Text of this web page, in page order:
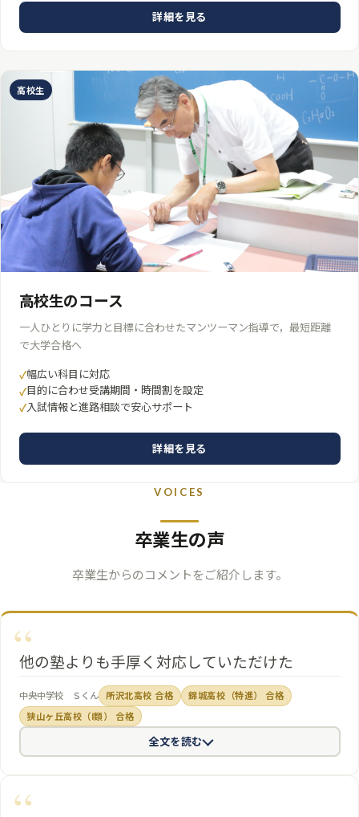
詳細を見る
高校生
高校生のコース
一人ひとりに学力と目標に合わせたマンツーマン指導で，最短距離
で大学合格へ
幅広い科目に対応
目的に合わせ受講期間・時間割を設定
入試情報と進路相談で安心サポート
詳細を見る
VOICES
卒業生の声
卒業生からのコメントをご紹介します。
他の塾よりも手厚く対応していただけた
早ゼミは，大手の塾ではない分，生徒の声がよく先生に届いて
の塾よりも手厚く対応していただけたと
ペース
は特に受験生が多く勉強していて，とても集中しやすい雰囲
気でした。そこで分からないことがあるとすぐに先生に質問するこ
ます。3年生になると受験生ということもあり受講する教科も増えて
中央中学校 Ｓくん 所沢北高校 合格
錦城高校（特進） 合格
狭山ヶ丘高校（Ⅰ類） 合格
全文を読む